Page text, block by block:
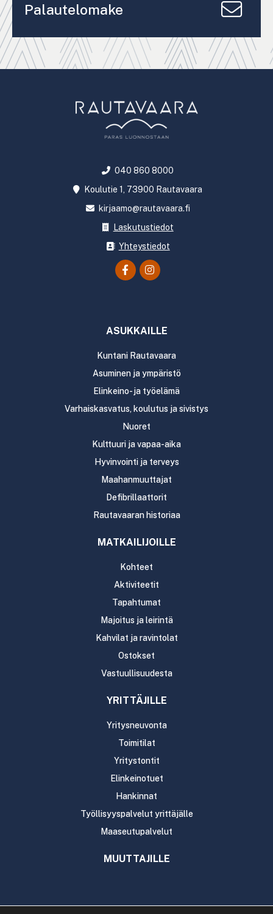
Palautelomake
040 860 8000
Koulutie 1, 73900 Rautavaara
kirjaamo@rautavaara.fi
Laskutustiedot
Yhteystiedot
ASUKKAILLE
Kuntani Rautavaara
Asuminen ja ympäristö
Elinkeino- ja työelämä
Varhaiskasvatus, koulutus ja sivistys
Nuoret
Kulttuuri ja vapaa-aika
Hyvinvointi ja terveys
Maahanmuuttajat
Defibrillaattorit
Rautavaaran historiaa
MATKAILIJOILLE
Kohteet
Aktiviteetit
Tapahtumat
Majoitus ja leirintä
Kahvilat ja ravintolat
Ostokset
Vastuullisuudesta
YRITTÄJILLE
Yritysneuvonta
Toimitilat
Yritystontit
Elinkeinotuet
Hankinnat
Työllisyyspalvelut yrittäjälle
Maaseutupalvelut
MUUTTAJILLE